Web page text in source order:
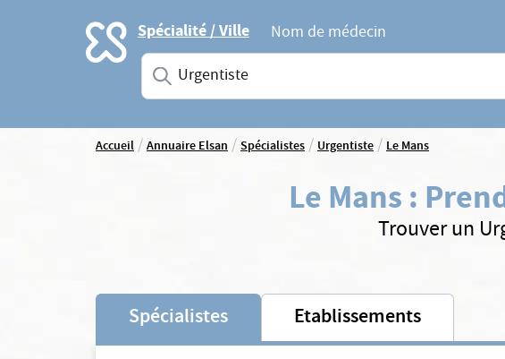
Accueil Spécialité / Ville
Nom de médecin
Saisissez une spécialité ou un service
Accueil/Annuaire Elsan/Spécialistes/Urgentiste/Le Mans
Le Mans :
Trouver un
Spécialistes Etablissements